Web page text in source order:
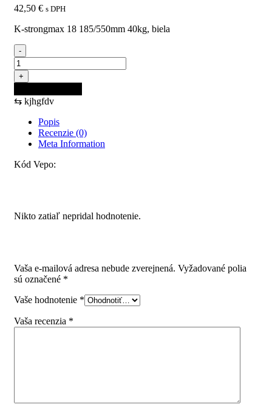
42,50 € s DPH
K-strongmax 18 185/550mm 40kg, biela
-
množstvo
K-
StrongMax
18
185/550mm
biela
+
⇆ kjhgfdv
Popis
Recenzie (0)
Meta Information
Kód Vepo:
Nikto zatiaľ nepridal hodnotenie.
Vaša e-mailová adresa nebude zverejnená. Vyžadované polia
sú označené *
Vaše hodnotenie *
Vaša recenzia *